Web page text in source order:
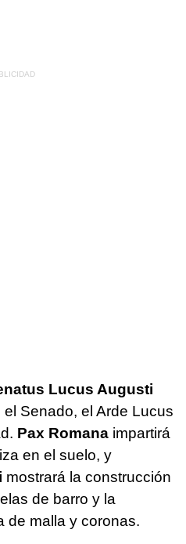
Lucus Augusti
Senado, el Arde Lucus
Pax Romana impartirá
en el suelo, y
mostrará la construcción
de barro y la
de malla y coronas.